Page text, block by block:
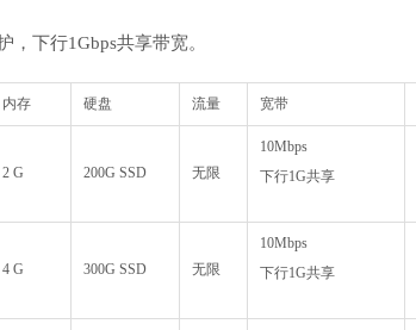
，下行1Gbps共享带宽。
内存 硬盘 流量 宽带
2 G 200G SSD 无限
10Mbps
下行1G共享
4 G 300G SSD 无限
10Mbps
下行1G共享